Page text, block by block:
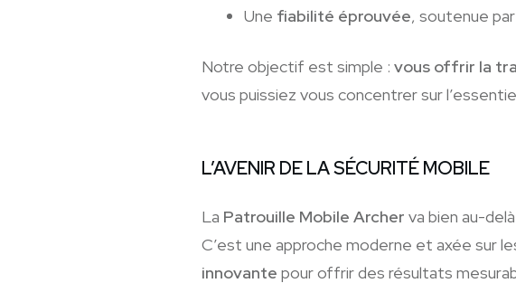
Une fiabilité éprouvée, soutenue
Notre objectif est simple : vous offrir la
vous puissiez vous concentrer sur
L’AVENIR DE LA SÉCURITÉ MOBILE
La Patrouille Mobile Archer va bien au-
C’est une approche moderne et axée sur
innovante pour offrir des résultats